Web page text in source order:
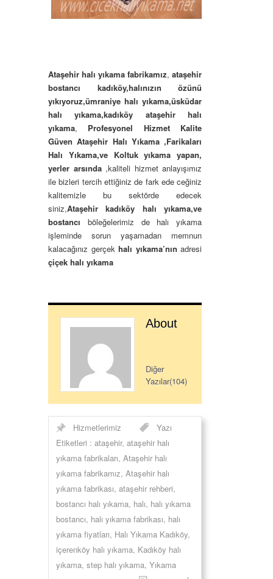
Ataşehir halı yıkama fabrikamız,ataşehir
bostancı kadıköy,halınızın
özünü
yıkıyoruz,ümraniye halı yıkama,üsküdar
halı yıkama,kadıköy ataşehir halı
yıkama, Profesyonel
Hizmet Kalite
Güven Ataşehir Halı Yıkama ,Farikaları
Halı Yıkama,ve Koltuk yıkama yapan,
yerler arsında,kaliteli hizmet anlayışımız
ile bizleri tercih ettiğiniz de fark ede ceğiniz
kalitemizle bu sektörde edecek
siniz,Ataşehir kadıköy halı yıkama,ve
bostancı böleğelerimiz de halı yıkama
işleminde sorun yaşamadan memnun
kalacağınız gerçekhalı yıkama’nın adresi
çiçek halı yıkama
About
Diğer
Yazılar(104)
Hizmetlerimiz
Yazı
Etiketleri : ataşehir, ataşehir halı
yıkama fabrikaları, Ataşehir halı
yıkama fabrikamız, Ataşehir halı
yıkama fabrikası, ataşehir rehberi,
bostancı halı yıkama, halı, halı yıkama
bostancı, halı yıkama fabrikası, halı
yıkama fiyatları, Halı Yıkama Kadıköy,
içerenköy halı yıkama, Kadıköy halı
yıkama, step halı yıkama, Yıkama